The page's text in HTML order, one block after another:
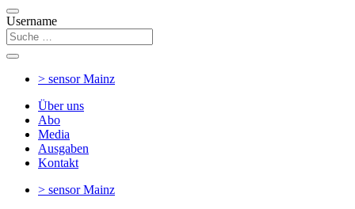
Username
> sensorMainz
Über uns
Abo
Media
Ausgaben
Kontakt
> sensorMainz